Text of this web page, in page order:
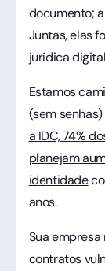
documento;
Juntas, elas
jurídica
Estamos
(sem
a IDC, 74%
planejam
identidade
anos.
Sua
contratos